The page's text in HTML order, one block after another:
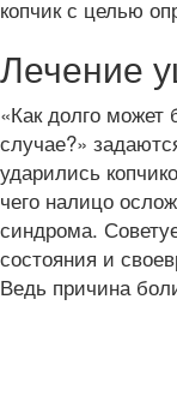
копчик с целью
Лечение
«Как долго может
случае?»
ударились
чего налицо
синдрома.
состояния и
Ведь причина